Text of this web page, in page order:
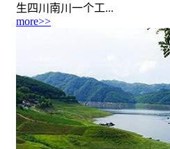
生四川南川一个工...
more>>